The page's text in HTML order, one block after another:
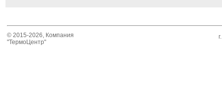
© 2015-2026, Компания
"ТермоЦентр"